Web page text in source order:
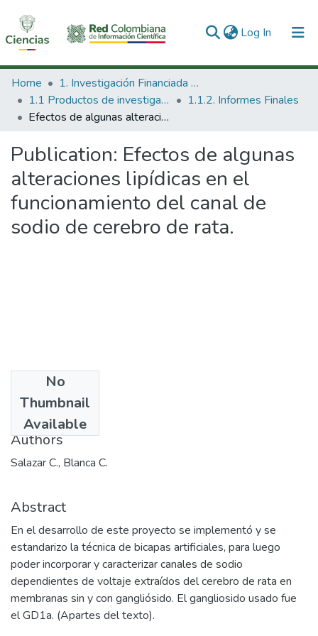
Log In (current)
Communities & Collections
All of DSpace
Home
1. Investigación Financiada con Recursos Públicos
1.1 Productos de investigación
1.1.2. Informes Finales
Efectos de algunas alteraciones lipídicas en el funcionamiento del canal de sodio de cerebro de rata.
Publication: Efectos de algunas
alteraciones lipídicas en el
funcionamiento del canal de
sodio de cerebro de rata.
No
Thumbnail
Available
2003-12
Authors
Salazar C., Blanca C.
Abstract
En el desarrollo de este proyecto se implementó y se
estandarizo la técnica de bicapas artificiales, para luego
poder incorporar y caracterizar canales de sodio
dependientes de voltaje extraídos del cerebro de rata en
membranas sin y con gangliósido. El gangliosido usado fue
el GD1a. (Apartes del texto).